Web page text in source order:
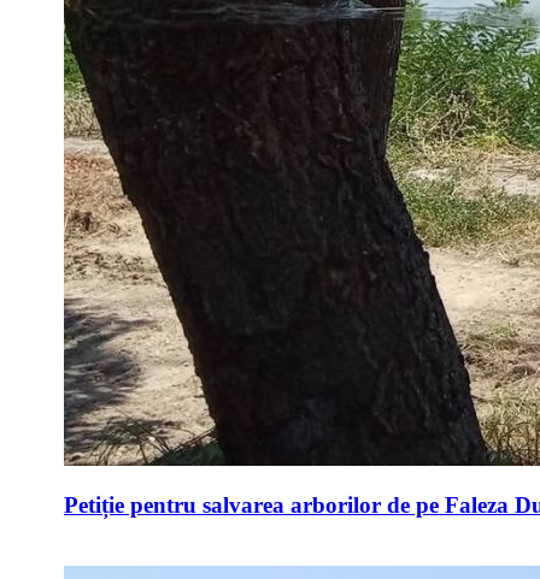
Petiție pentru salvarea arborilor de pe Faleza